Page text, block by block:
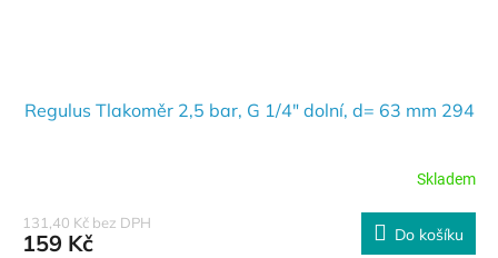
Regulus Tlakoměr 2,5 bar, G 1/4" dolní, d= 63 mm 294
Skladem
131,40 Kč bez DPH
159 Kč Do košíku